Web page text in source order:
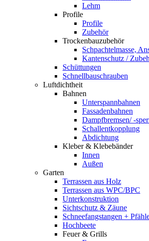
Lehm
Profile
Profile
Zubehör
Trockenbauzubehör
Schpachtelmasse,
Kantenschutz /
Schüttungen
Schnellbauschrauben
Luftdichtheit
Bahnen
Unterspannbahnen
Fassadenbahnen
Dampfbremsen/ -
Schallentkopplung
Abdichtung
Kleber & Klebebänder
Innen
Außen
Garten
Terrassen aus Holz
Terrassen aus WPC/BPC
Unterkonstruktion
Sichtschutz & Zäune
Schneefangstangen +
Hochbeete
Feuer & Grills